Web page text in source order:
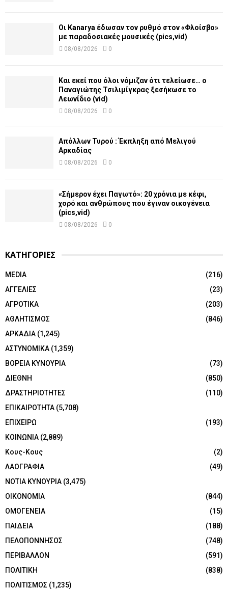
Οι Kanarya έδωσαν τον ρυθμό στον «Φλοίσβο»
με παραδοσιακές μουσικές (pics,vid)
08/08/2026 0
Και εκεί που όλοι νόμιζαν ότι τελείωσε… ο
Παναγιώτης Τσιλιμίγκρας ξεσήκωσε το
Λεωνίδιο (vid)
08/08/2026 0
Απόλλων Τυρού : Έκπληξη από Μελιγού
Αρκαδίας
08/08/2026 0
«Σήμερον έχει Παγωτό»: 20 χρόνια με κέφι,
χορό και ανθρώπους που έγιναν οικογένεια
(pics,vid)
08/08/2026 0
ΚΑΤΗΓΟΡΙΕΣ
MEDIA
(216)
ΑΓΓΕΛΙΕΣ
(23)
ΑΓΡΟΤΙΚΑ
(203)
ΑΘΛΗΤΙΣΜΟΣ
(846)
ΑΡΚΑΔΙΑ (1,245)
ΑΣΤΥΝΟΜΙΚΑ (1,359)
ΒΟΡΕΙΑ ΚΥΝΟΥΡΙΑ
(73)
ΔΙΕΘΝΗ
(850)
ΔΡΑΣΤΗΡΙΟΤΗΤΕΣ
(110)
ΕΠΙΚΑΙΡΟΤΗΤΑ (5,708)
ΕΠΙΧΕΙΡΩ
(193)
ΚΟΙΝΩΝΙΑ (2,889)
Κους-Κους
(2)
ΛΑΟΓΡΑΦΙΑ
(49)
ΝΟΤΙΑ ΚΥΝΟΥΡΙΑ (3,475)
ΟΙΚΟΝΟΜΙΑ
(844)
ΟΜΟΓΕΝΕΙΑ
(15)
ΠΑΙΔΕΙΑ
(188)
ΠΕΛΟΠΟΝΝΗΣΟΣ
(748)
ΠΕΡΙΒΑΛΛΟΝ
(591)
ΠΟΛΙΤΙΚΗ
(838)
ΠΟΛΙΤΙΣΜΟΣ (1,235)